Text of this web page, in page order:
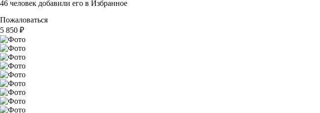
46 человек добавили его в Избранное
Пожаловаться
5 850 ₽